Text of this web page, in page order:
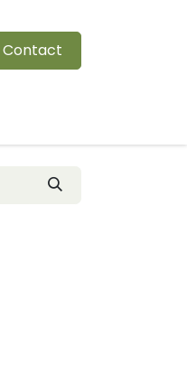
Contact